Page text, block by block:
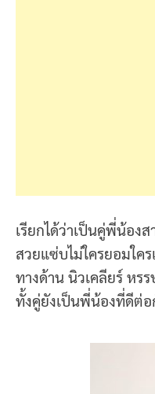
เรียกได้ว่าเป็นคู่พี่น้อ
สวยแซ่บไม่ใครยอมใค
ทางด้าน นิวเคลียร์ หร
ทั้งคู่ยังเป็นพี่น้องที่ดีต่